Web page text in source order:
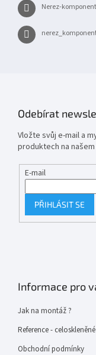
Nerez-
Odebírat
Vložte svůj e-mail a
produktech na
E-mail
PŘIHLÁSIT SE
Informace pro
Jak na montáž ?
Reference -
Obchodní podmínky